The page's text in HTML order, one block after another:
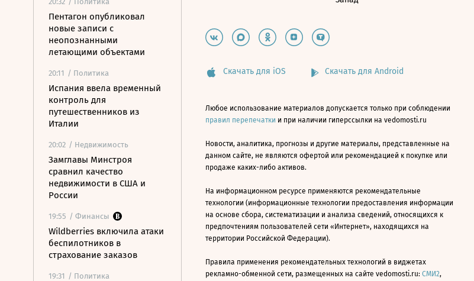
Пентагон опубликовал
новые записи с
неопознанными
летающими объектами
20:11 / Политика
Испания ввела временный
контроль для
путешественников из
Италии
20:02 / Недвижимость
Замглавы Минстроя
сравнил качество
недвижимости в США и
России
19:55 / Финансы
Wildberries включила атаки
беспилотников в
страхование заказов
19:31 / Политика
Скачать для iOS Скачать для Android
Любое использование материалов допускается только при соблюдении
правил перепечатки и при наличии гиперссылки на vedomosti.ru
Новости, аналитика, прогнозы и другие материалы, представленные на
данном сайте, не являются офертой или рекомендацией к покупке или
продаже каких-либо активов.
На информационном ресурсе применяются рекомендательные
технологии (информационные технологии предоставления информации
на основе сбора, систематизации и анализа сведений, относящихся к
предпочтениям пользователей сети «Интернет», находящихся на
территории Российской Федерации).
Правила применения рекомендательных технологий в виджетах
рекламно-обменной сети, размещенных на сайте vedomosti.ru: СМИ2,